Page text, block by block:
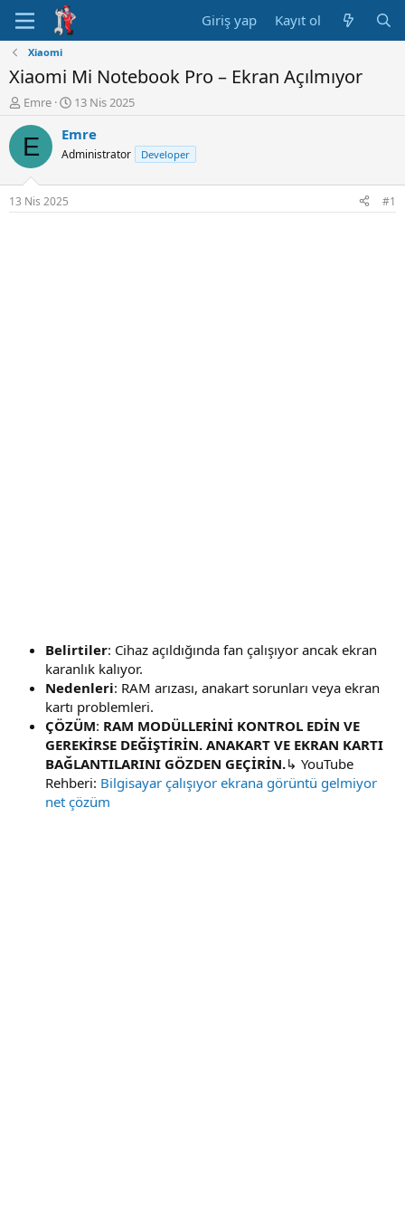
Giriş yap Kayıt ol
Xiaomi
Xiaomi Mi Notebook Pro – Ekran Açılmıyor
K
n
u
y
u
B
a
Emre
B
ş
l
n
ı
13 Nis 2025
E Emre
Administrator Developer
13 Nis 2025 #1
Belirtiler: Cihaz açıldığında fan çalışıyor ancak ekran
karanlık kalıyor.
Nedenleri: RAM arızası, anakart sorunları veya ekran
kartı problemleri.
ÇÖZÜM: RAM MODÜLLERİNİ KONTROL EDİN VE
GEREKİRSE DEĞİŞTİRİN. ANAKART VE EKRAN KARTI
BAĞLANTILARINI GÖZDEN GEÇİRİN.↳ YouTube
Rehberi: Bilgisayar çalışıyor ekrana görüntü gelmiyor
net çözüm